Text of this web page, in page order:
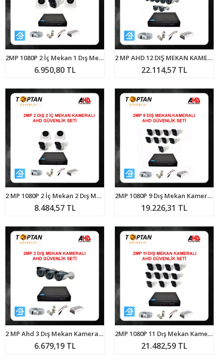
2MP 1080P 2 İç Mekan 1 Dış Mekan Kameralı Ahd Güvenlik Seti ARNA-7243
6.950,80 TL
2 MP AHD 12 DIŞ MEKAN KAMERALI GÜVENLİK SETİ ARNA-7232
22.114,57 TL
2 MP 1080P 2 İç Mekan 2 Dış Mekan Kameralı Ahd Güvenlik Seti ARNA-7244
8.484,57 TL
2MP 1080P 9 Dış Mekan Kameralı Ahd Güvenlik Seti ARNA-7149
19.226,31 TL
2 MP Ahd 3 Dış Mekan Kameralı Güvenlik Seti ARNA-7123
6.679,19 TL
2MP 1080P 11 Dış Mekan Kameralı Ahd Güvenlik Seti ARNA-7151
21.482,59 TL